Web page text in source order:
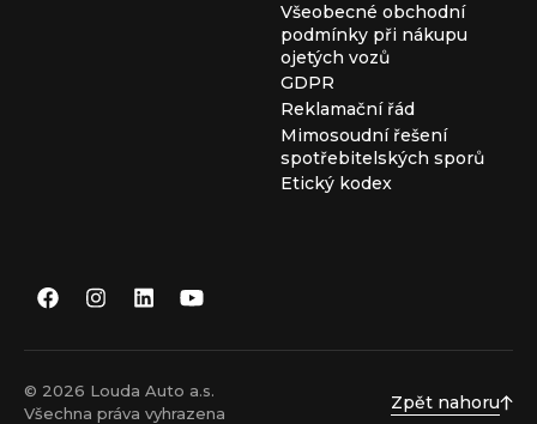
Všeobecné obchodní
podmínky při nákupu
ojetých vozů
GDPR
Reklamační řád
Mimosoudní řešení
spotřebitelských sporů
Etický kodex
© 2026 Louda Auto a.s.
Všechna práva vyhrazena
Zpět nahoru